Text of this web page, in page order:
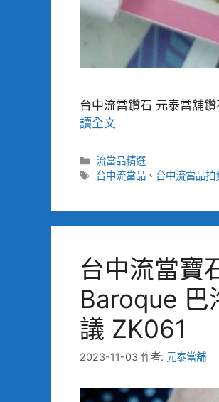
台中流當鑽石 元泰當舖
讀全文
分
類
流當品精選
標
台中流當品 、 台中流當品拍
台中流當寶
Baroque 巴
議 ZK061
2023-11-03 作者: 元泰當舖